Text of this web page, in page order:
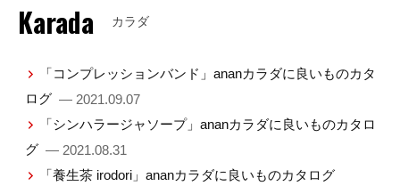
Karada カラダ
「コンプレッションバンド」ananカラダに良いものカタ
ログ — 2021.09.07
「シンハラージャソープ」ananカラダに良いものカタロ
グ — 2021.08.31
「養生茶 irodori」ananカラダに良いものカタログ